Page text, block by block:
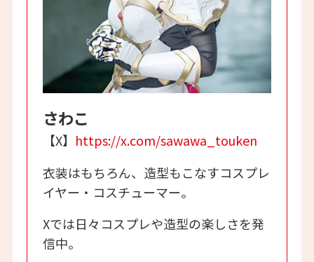
さわこ
【X】 https://x.com/sawawa_touken
衣装はもちろん、造型もこなすコスプレ
イヤー・コスチューマー。
Xでは日々コスプレや造型の楽しさを発
信中。